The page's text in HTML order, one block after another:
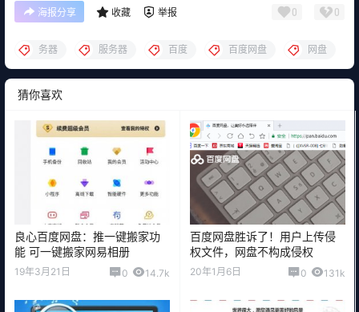
海报分享 收藏 举报 0 0
务器 服务器 百度 百度网盘 网盘
猜你喜欢
良心百度网盘：推一键搬家功
能 可一键搬家网易相册
19年3月21日 0 14.7k
百度网盘胜诉了！用户上传侵
权文件，网盘不构成侵权
20年1月6日 0 131k